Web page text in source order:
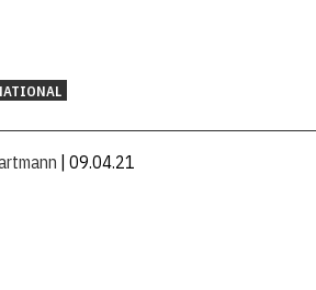
| 09.04.21